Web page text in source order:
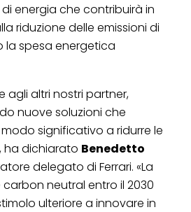
energia che contribuirà in
riduzione delle emissioni di
la spesa energetica
agli altri nostri partner,
nuove soluzioni che
significativo a ridurre le
ha dichiarato Benedetto
delegato di Ferrari. «La
neutral entro il 2030
ulteriore a innovare in